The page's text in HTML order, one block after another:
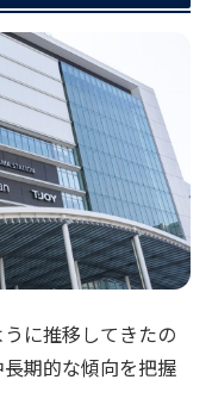
に推移してきたの
期的な傾向を把握